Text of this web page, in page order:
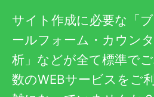
サイト作成に必要な「
ールフォーム・カウン
析」などが全て標準で
数のWEBサービスをご